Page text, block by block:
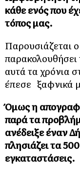
κάθε ενός που
τόπος μας.
Παρουσιάζεται
παρακολουθήσει
αυτά τα χρόνια
έπεσε ξαφνικά
Όμως η
παρά τα
ανέδειξε έναν
πλησιάζει τα
εγκαταστάσεις.